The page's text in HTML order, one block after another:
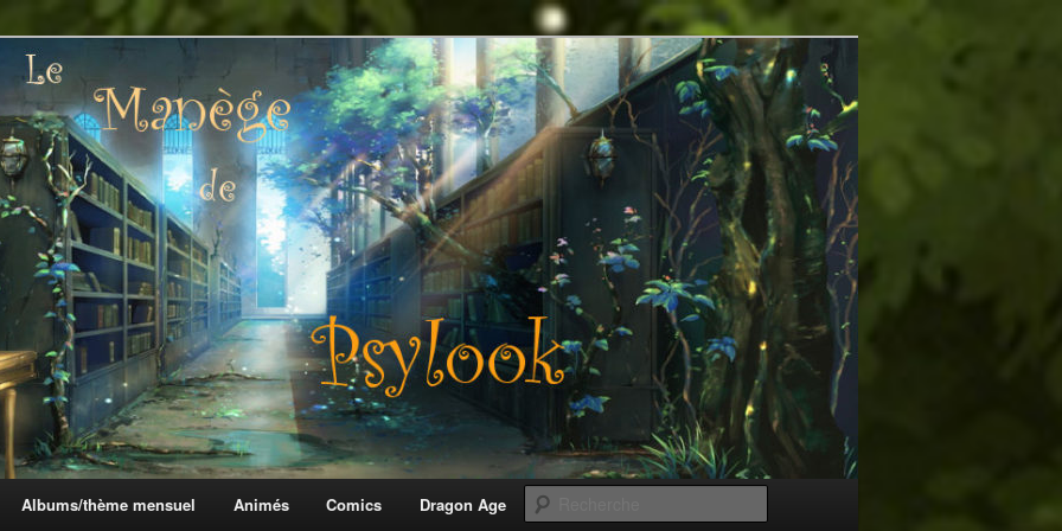
Psylook
Albums/thème mensuel Animés Comics Dragon Age